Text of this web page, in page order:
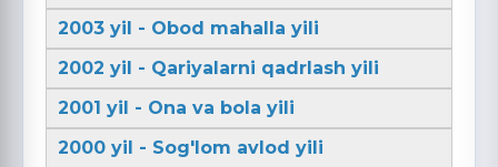
2003 yil - Obod mahalla yili
2002 yil - Qariyalarni qadrlash yili
2001 yil - Ona va bola yili
2000 yil - Sog'lom avlod yili